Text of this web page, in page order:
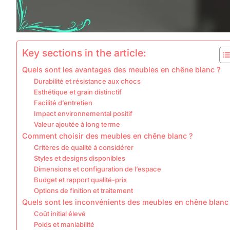
Key sections in the article:
Quels sont les avantages des meubles en chêne blanc ?
Durabilité et résistance aux chocs
Esthétique et grain distinctif
Facilité d’entretien
Impact environnemental positif
Valeur ajoutée à long terme
Comment choisir des meubles en chêne blanc ?
Critères de qualité à considérer
Styles et designs disponibles
Dimensions et configuration de l’espace
Budget et rapport qualité-prix
Options de finition et traitement
Quels sont les inconvénients des meubles en chêne blanc
Coût initial élevé
Poids et maniabilité